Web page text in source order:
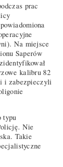
prac
Na miejsce
Saperów
kalibru 82
i zabezpieczyli
typu
Nie
Takie